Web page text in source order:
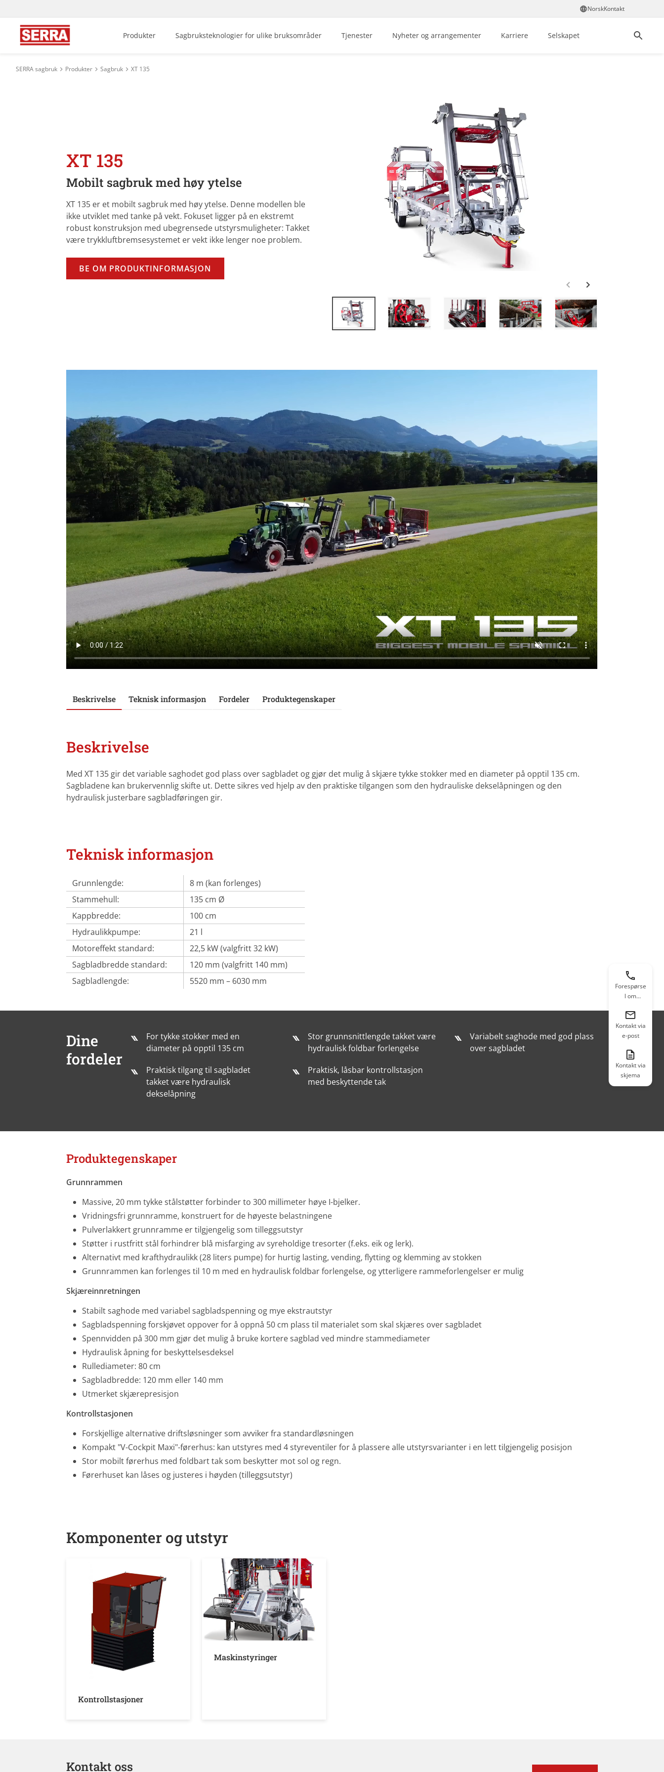
NorskKontakt
Produkter Sagbruksteknologier for ulike bruksområder Tjenester Nyheter og arrangementer Karriere Selskapet
SERRA sagbruk Produkter Sagbruk XT 135
XT 135
Mobilt sagbruk med høy ytelse
XT 135 er et mobilt sagbruk med høy ytelse. Denne modellen ble
ikke utviklet med tanke på vekt. Fokuset ligger på en ekstremt
robust konstruksjon med ubegrensede utstyrsmuligheter: Takket
være trykkluftbremsesystemet er vekt ikke lenger noe problem.
BE OM PRODUKTINFORMASJON
Beskrivelse Teknisk informasjon Fordeler Produktegenskaper
Beskrivelse
Med XT 135 gir det variable saghodet god plass over sagbladet og gjør det mulig å skjære tykke stokker med en diameter på opptil 135 cm.
Sagbladene kan brukervennlig skifte ut. Dette sikres ved hjelp av den praktiske tilgangen som den hydrauliske dekselåpningen og den
hydraulisk justerbare sagbladføringen gir.
Teknisk informasjon
Grunnlengde:
8 m (kan forlenges)
Stammehull:
135 cm Ø
Kappbredde:
100 cm
Hydraulikkpumpe:
21 l
Motoreffekt standard:
22,5 kW (valgfritt 32 kW)
Sagbladbredde standard:
120 mm (valgfritt 140 mm)
Sagbladlengde:
5520 mm – 6030 mm
Dine
fordeler
For tykke stokker med en
diameter på opptil 135 cm
Stor grunnsnittlengde takket være
hydraulisk foldbar forlengelse
Variabelt saghode med god plass
over sagbladet
Praktisk tilgang til sagbladet
takket være hydraulisk
dekselåpning
Praktisk, låsbar kontrollstasjon
med beskyttende tak
Produktegenskaper
Grunnrammen
Massive, 20 mm tykke stålstøtter forbinder to 300 millimeter høye I-bjelker.
Vridningsfri grunnramme, konstruert for de høyeste belastningene
Pulverlakkert grunnramme er tilgjengelig som tilleggsutstyr
Støtter i rustfritt stål forhindrer blå misfarging av syreholdige tresorter (f.eks. eik og lerk).
Alternativt med krafthydraulikk (28 liters pumpe) for hurtig lasting, vending, flytting og klemming av stokken
Grunnrammen kan forlenges til 10 m med en hydraulisk foldbar forlengelse, og ytterligere rammeforlengelser er mulig
Skjæreinnretningen
Stabilt saghode med variabel sagbladspenning og mye ekstrautstyr
Sagbladspenning forskjøvet oppover for å oppnå 50 cm plass til materialet som skal skjæres over sagbladet
Spennvidden på 300 mm gjør det mulig å bruke kortere sagblad ved mindre stammediameter
Hydraulisk åpning for beskyttelsesdeksel
Rullediameter: 80 cm
Sagbladbredde: 120 mm eller 140 mm
Utmerket skjærepresisjon
Kontrollstasjonen
Forskjellige alternative driftsløsninger som avviker fra standardløsningen
Kompakt "V-Cockpit Maxi"-førerhus: kan utstyres med 4 styreventiler for å plassere alle utstyrsvarianter i en lett tilgjengelig posisjon
Stor mobilt førerhus med foldbart tak som beskytter mot sol og regn.
Førerhuset kan låses og justeres i høyden (tilleggsutstyr)
Komponenter og utstyr
Kontrollstasjoner
Maskinstyringer
Kontakt oss
Forespørse
l om
ng
Kontakt via
e-post
Kontakt via
skjema